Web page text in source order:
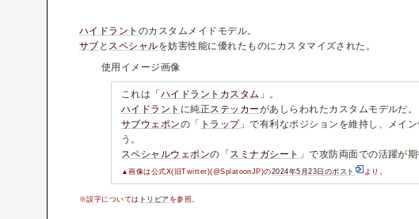
ハイドラント のカスタムメイドモデル。
サブ と スペシャルを妨害性能に優れたものにカスタマイズされた。
使用イメージ画像
これは「 ハイドラントカスタム 」。
ハイドラント に純正ステッカーがあしらわれたカスタムモデルだ。
サブウェポンの「 トラップ」で有利なポジションを維持し、メイ
う。
スペシャルウェポンの「 スミナガシート 」で攻防両面での活躍が期
▲画像は公式X(旧Twitter)(@SplatoonJP)の2024年5月23日のポスト より。
※誤字については トリビア を参照。